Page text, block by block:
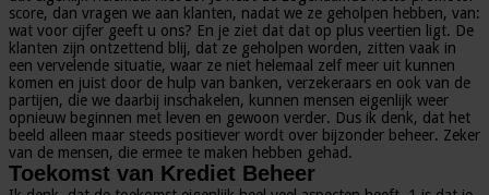
score, dan vragen we aan klanten, nadat we ze geholpen hebben, van:
wat voor cijfer geeft u ons? En je ziet dat dat op plus veertien ligt. De
klanten zijn ontzettend blij, dat ze geholpen worden, zitten vaak in
een vervelende situatie, waar ze niet helemaal zelf meer uit kunnen
komen en juist door de hulp van banken, verzekeraars en ook van de
partijen, die we daarbij inschakelen, kunnen mensen eigenlijk weer
opnieuw beginnen met leven en gewoon verder. Dus ik denk, dat het
beeld alleen maar steeds positiever wordt over bijzonder beheer. Zeker
van de mensen, die ermee te maken hebben gehad.
Toekomst van Krediet Beheer